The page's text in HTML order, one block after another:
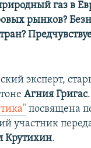
газ в
рынков?
эксперт,
Агния Григас
посвящена
участник
Крутихин.